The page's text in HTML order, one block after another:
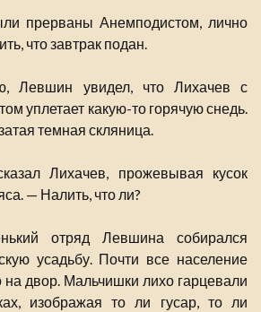
прерваны Анемподистом, лично
что завтрак подан.
Левшин увидел, что Лихачев с
уплетает какую-то горячую снедь.
темная скляница.
Лихачев, прожевывая кусок
— Налить, что ли?
отряд Левшина собирался
усадьбу. Почти все население
двор. Мальчишки лихо гарцевали
изображая то ли гусар, то ли